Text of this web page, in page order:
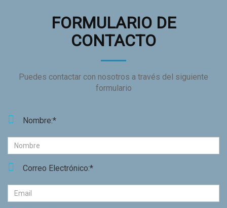
FORMULARIO DE
CONTACTO
Puedes contactar con nosotros a través del siguiente
formulario
Nombre:*
Correo Electrónico:*